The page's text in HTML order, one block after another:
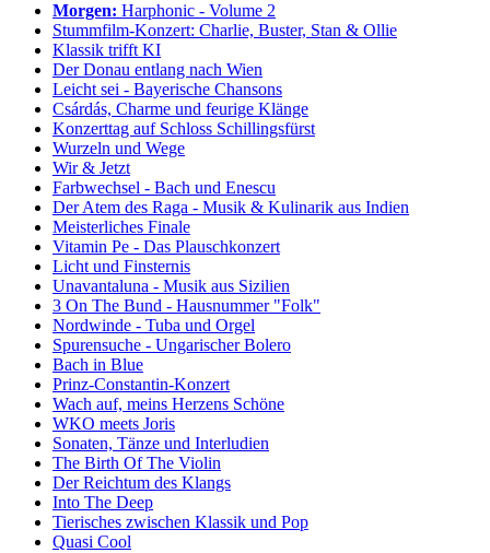
Morgen: Harphonic - Volume 2
Stummfilm-Konzert: Charlie, Buster, Stan & Ollie
Klassik trifft KI
Der Donau entlang nach Wien
Leicht sei - Bayerische Chansons
Csárdás, Charme und feurige Klänge
Konzerttag auf Schloss Schillingsfürst
Wurzeln und Wege
Wir & Jetzt
Farbwechsel - Bach und Enescu
Der Atem des Raga - Musik & Kulinarik aus Indien
Meisterliches Finale
Vitamin Pe - Das Plauschkonzert
Licht und Finsternis
Unavantaluna - Musik aus Sizilien
3 On The Bund - Hausnummer "Folk"
Nordwinde - Tuba und Orgel
Spurensuche - Ungarischer Bolero
Bach in Blue
Prinz-Constantin-Konzert
Wach auf, meins Herzens Schöne
WKO meets Joris
Sonaten, Tänze und Interludien
The Birth Of The Violin
Der Reichtum des Klangs
Into The Deep
Tierisches zwischen Klassik und Pop
Quasi Cool